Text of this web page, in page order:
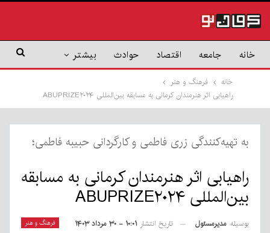
خانه جامعه اقتصاد حوادث بیشتر
خانه
فرهنگ و هنر
راهیابی اثر هنرمندان کرمانی به مسابقه بین‌المللی ABUPRIZE۲۰۲۴
به تهیه‌کنندگی زری فاطمی و کارگردانی حبیبه فاطمی؛
راهیابی اثر هنرمندان کرمانی به مسابقه
بین‌المللی ABUPRIZE۲۰۲۴
فرهنگ و هنر بوسیله مدیرمسئول تاریخ انتشار ۱۰:۰۱ - ۳۰ مرداد ۱۴۰۳